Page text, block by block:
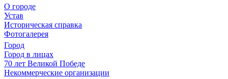
О городе
Устав
Историческая справка
Фотогалерея
Город
Город в лицах
70 лет Великой Победе
Некоммерческие организации